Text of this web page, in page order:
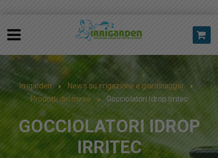
Irrigarden
News su irrigazione e giardinaggio
Prodotti del mese
Gocciolatori Idrop Irritec
GOCCIOLATORI IDROP
IRRITEC